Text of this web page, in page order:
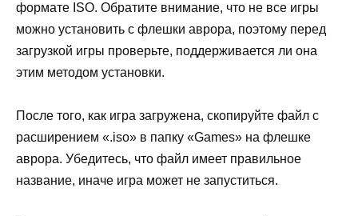
формате ISO. Обратите внимание, что не все игры
можно установить с флешки аврора, поэтому перед
загрузкой игры проверьте, поддерживается ли она
этим методом установки.
После того, как игра загружена, скопируйте файл с
расширением «.iso» в папку «Games» на флешке
аврора. Убедитесь, что файл имеет правильное
название, иначе игра может не запуститься.